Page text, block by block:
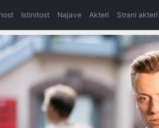
Istinitost Najave Akteri Strani akteri